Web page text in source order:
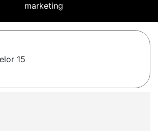
marketing
15